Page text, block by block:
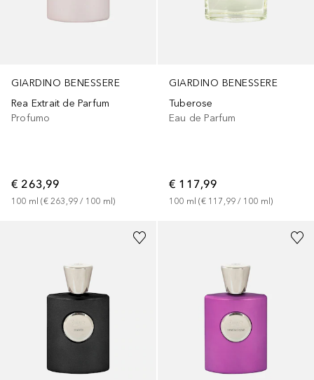
GIARDINO BENESSERE
Rea Extrait de Parfum
Profumo
€ 263,99
100 ml (€ 263,99 / 100 ml)
GIARDINO BENESSERE
Tuberose
Eau de Parfum
€ 117,99
100 ml (€ 117,99 / 100 ml)